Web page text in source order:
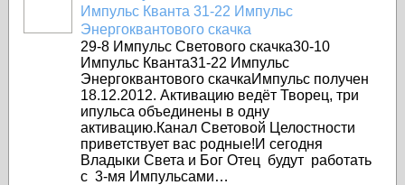
Импульс Кванта 31-22 Импульс
Энергоквантового скачка
29-8 Импульс Светового скачка30-10
Импульс Кванта31-22 Импульс
Энергоквантового скачкаИмпульс получен
18.12.2012. Активацию ведёт Творец, три
ипульса объединены в одну
активацию.Канал Световой Целостности
приветствует вас родные!И сегодня
Владыки Света и Бог Отец будут работать
с 3-мя Импульсами…